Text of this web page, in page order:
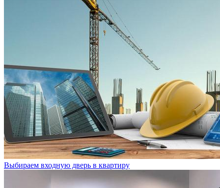
Выбираем входную дверь в квартиру